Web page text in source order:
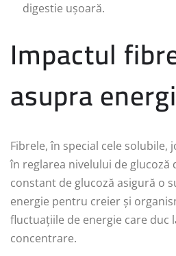
digestie ușoară.
Impactul
asupra
Fibrele, în special cele
în reglarea nivelului de glucoză
constant de glucoză asigură o
energie pentru creier și
fluctuațiile de energie care duc
concentrare.